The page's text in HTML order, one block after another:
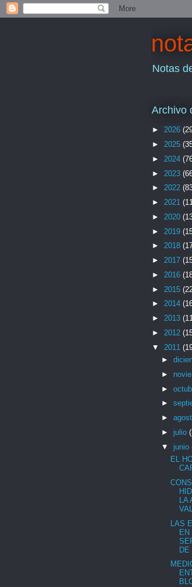
Notas
Archivo
► 2026
► 2025
► 2024
► 2023
► 2022
► 2021
► 2020
► 2019
► 2018
► 2017
► 2016
► 2015
► 2014
► 2013
► 2012
▼ 2011
►
►
►
►
►
► julio
▼ junio
EL
LAS
EN
DE